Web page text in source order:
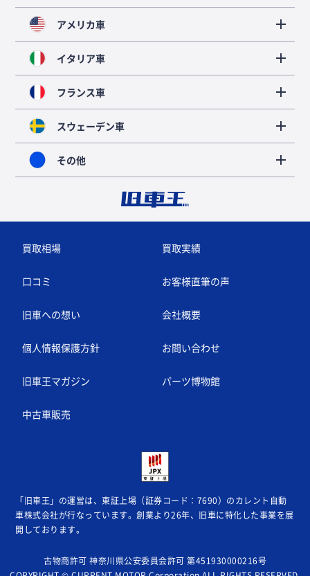
アメリカ車
イタリア車
フランス車
スウェーデン車
その他
買取相場 買取実績
口コミ お客様直筆の声
旧車への想い 会社概要
個人情報保護方針 お問い合わせ
旧車王マガジン パーツ博物館
中古車販売
「旧車王」の運営は、東証上場（証券コード：7690）のカレント自動
車株式会社が行なっています。創業より26年、旧車に特化した事業を展
開しております。
古物商許可 神奈川県公安委員会許可 第451930000216号